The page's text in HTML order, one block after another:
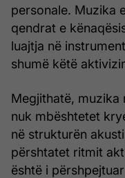
personale. Muzika
qendrat e
luajtja në
shumë këtë
Megjithatë, muzika
nuk mbështetet
në strukturën
përshtatet ritmit
është i